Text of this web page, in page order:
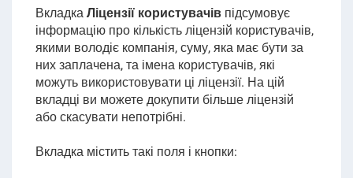
Вкладка Ліцензії користувачівпідсумовує
інформацію про кількість ліцензій користувачів,
якими володіє компанія, суму, яка має бути за
них заплачена, та імена користувачів, які
можуть використовувати ці ліцензії. На цій
вкладці ви можете докупити більше ліцензій
або скасувати непотрібні.
Вкладка містить такі поля і кнопки: